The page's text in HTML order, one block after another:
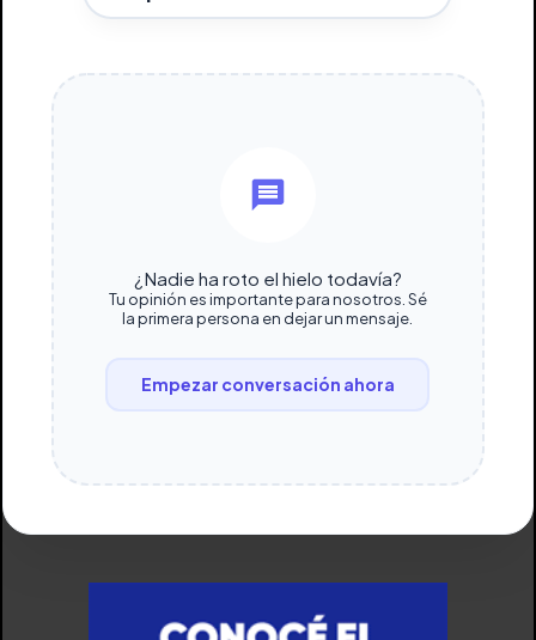
¿Nadie ha roto el hielo todavía?
Tu opinión es importante para nosotros. Sé
la primera persona en dejar un mensaje.
Empezar conversación ahora